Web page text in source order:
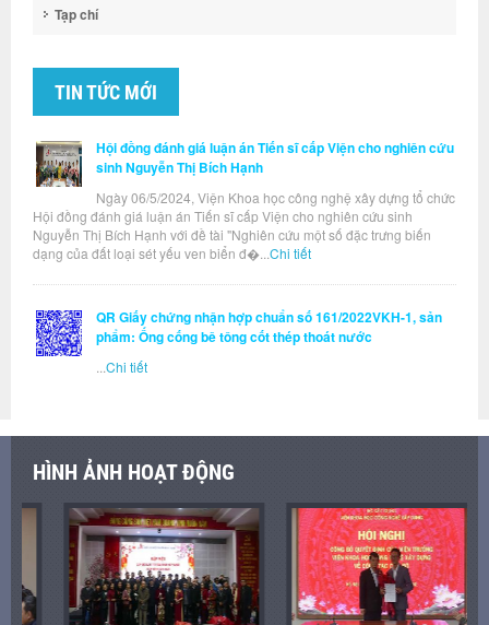
Tạp chí
TIN TỨC MỚI
Hội đồng đánh giá luận án Tiến sĩ cấp Viện cho nghiên cứu
sinh Nguyễn Thị Bích Hạnh
Ngày 06/5/2024, Viện Khoa học công nghệ xây dựng tổ chức
Hội đồng đánh giá luận án Tiến sĩ cấp Viện cho nghiên cứu sinh
Nguyễn Thị Bích Hạnh với đề tài "Nghiên cứu một số đặc trưng biến
dạng của đất loại sét yếu ven biển đ�... Chi tiết
QR Giấy chứng nhận hợp chuẩn số 161/2022VKH-1, sản
phẩm: Ống cống bê tông cốt thép thoát nước
Chi tiết
HÌNH ẢNH HOẠT ĐỘNG